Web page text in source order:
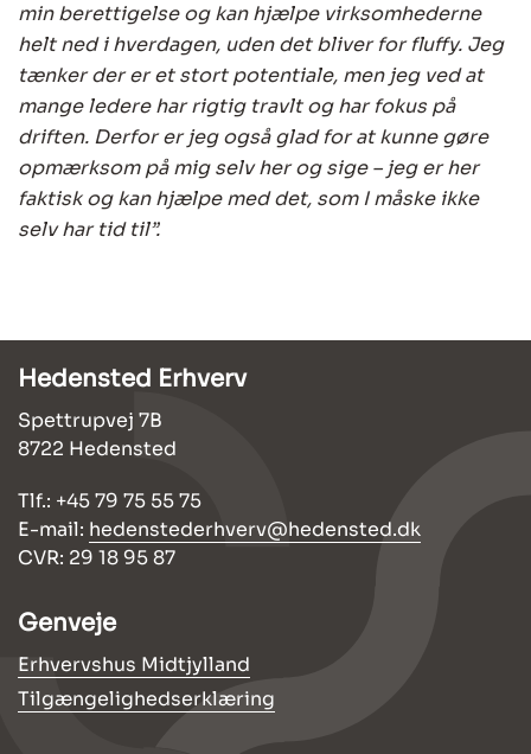
min berettigelse og kan hjælpe virksomhederne
helt ned i hverdagen, uden det bliver for fluffy. Jeg
tænker der er et stort potentiale, men jeg ved at
mange ledere har rigtig travlt og har fokus på
driften. Derfor er jeg også glad for at kunne gøre
opmærksom på mig selv her og sige – jeg er her
faktisk og kan hjælpe med det, som I måske ikke
selv har tid til”.
Hedensted Erhverv
Spettrupvej 7B
8722 Hedensted
Tlf.: +45 79 75 55 75
E-mail: hedenstederhverv@hedensted.dk
CVR: 29 18 95 87
Genveje
Erhvervshus Midtjylland
Tilgængelighedserklæring